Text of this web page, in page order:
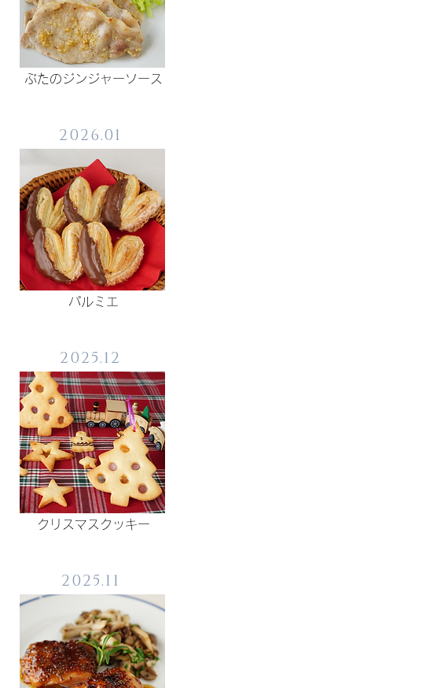
ぶたのジンジャーソース
2026.01
パルミエ
2025.12
クリスマスクッキー
2025.11